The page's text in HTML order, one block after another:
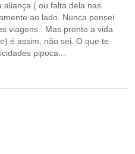
aliança ( ou falta dela nas
ao lado. Nunca pensei
viagens.. Mas pronto a vida
é assim, não sei. O que te
pipoca...